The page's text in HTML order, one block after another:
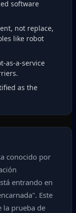
software
not replace,
like robot
as the
conocido por
entrando en
Este
la prueba de